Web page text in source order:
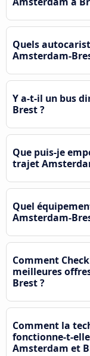
Quels
Amsterdam-
Y a-t-il un bus
Brest ?
Que puis-je
trajet
Quel
Amsterdam-
Comment
meilleures
Brest ?
Comment la
fonctionne-t-
Amsterdam et